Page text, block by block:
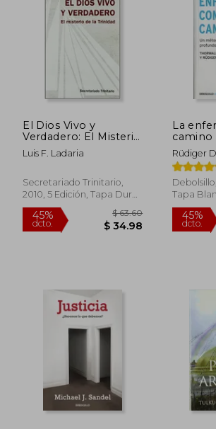
El Dios Vivo y
Verdadero: El Misterio
de la Trinidad
Luis F. Ladaria
Secretariado Trinitario,
2010, 5 Edición, Tapa Dura,
Nuevo
La
camino
Rüdiger
Tapa